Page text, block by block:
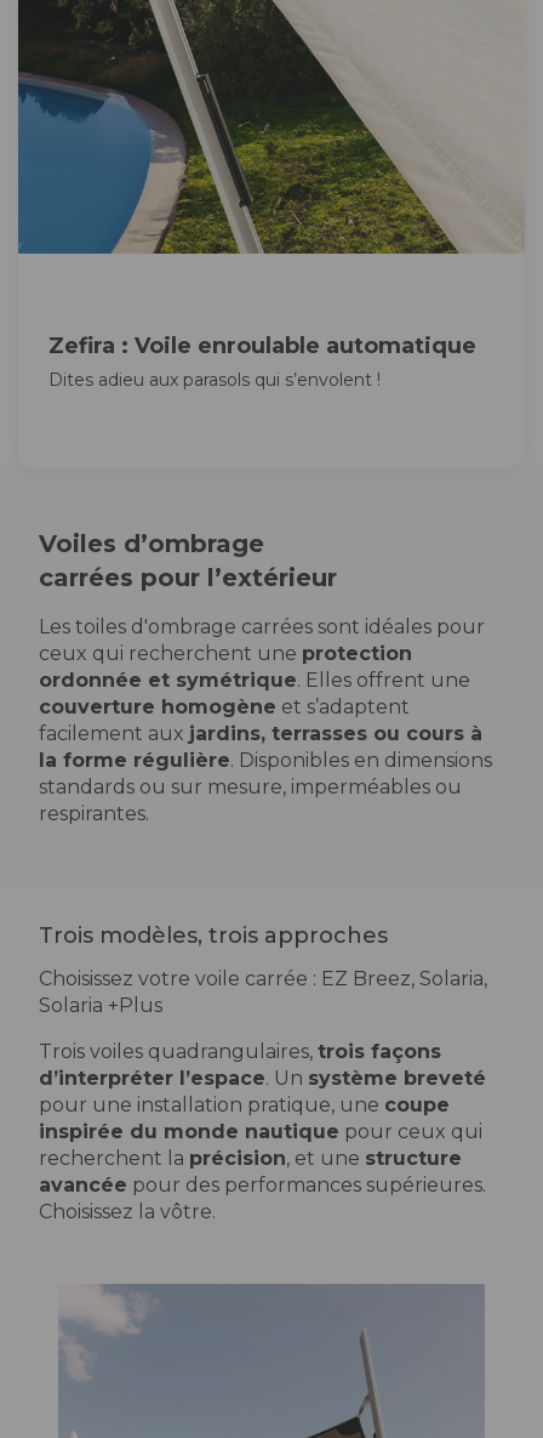
Zefira : Voile enroulable automatique
Dites adieu aux parasols qui s’envolent !
Voiles d’ombrage
carrées pour l’extérieur
Les toiles d'ombrage carrées sont idéales pour
ceux qui recherchent une protection
ordonnée et symétrique. Elles offrent une
couverture homogène et s’adaptent
facilement aux jardins, terrasses ou cours à
la forme régulière. Disponibles en dimensions
standards ou sur mesure, imperméables ou
respirantes.
Trois modèles, trois approches
Choisissez votre voile carrée : EZ Breez, Solaria,
Solaria +Plus
Trois voiles quadrangulaires, trois façons
d’interpréter l’espace. Un système breveté
pour une installation pratique, une coupe
inspirée du monde nautique pour ceux qui
recherchent la précision, et une structure
avancée pour des performances supérieures.
Choisissez la vôtre.